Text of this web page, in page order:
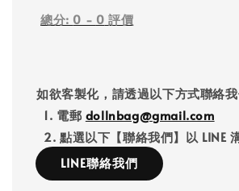
總分: 0 - 0 評價
如欲客製化，請透過以下方式聯絡我
1. 電郵 dollnbag@gmail.com
2. 點選以下【聯絡我們】以 LINE
LINE聯絡我們